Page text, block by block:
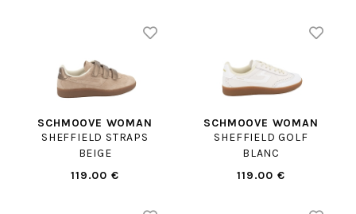
SCHMOOVE WOMAN
SHEFFIELD STRAPS
BEIGE
119.00 €
SCHMOOVE WOMAN
SHEFFIELD GOLF
BLANC
119.00 €